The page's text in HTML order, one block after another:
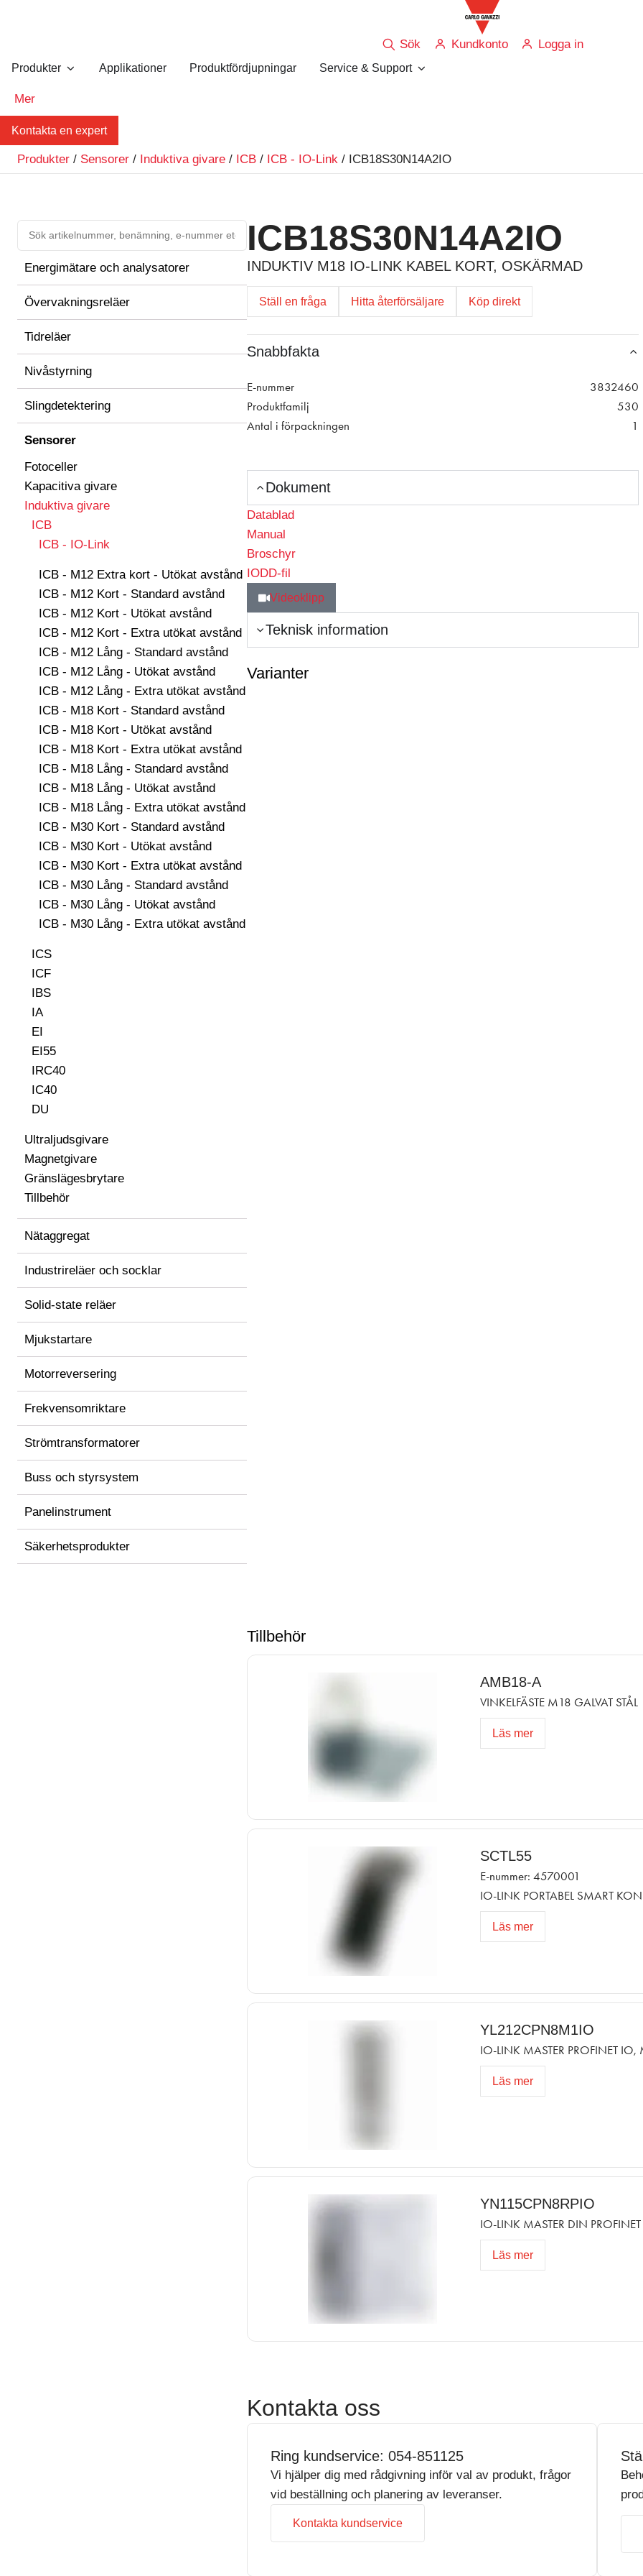
Sök Kundkonto Logga in
Produkter Applikationer Produktfördjupningar Service & Support
Mer
Kontakta en expert
Produkter / Sensorer / Induktiva givare / ICB / ICB - IO-Link / ICB18S30N14A2IO
Energimätare och analysatorer
Övervakningsreläer
Tidreläer
Nivåstyrning
Slingdetektering
Sensorer
Fotoceller
Kapacitiva givare
Induktiva givare
ICB
ICB - IO-Link
ICB - M12 Extra kort - Utökat avstånd
ICB - M12 Kort - Standard avstånd
ICB - M12 Kort - Utökat avstånd
ICB - M12 Kort - Extra utökat avstånd
ICB - M12 Lång - Standard avstånd
ICB - M12 Lång - Utökat avstånd
ICB - M12 Lång - Extra utökat avstånd
ICB - M18 Kort - Standard avstånd
ICB - M18 Kort - Utökat avstånd
ICB - M18 Kort - Extra utökat avstånd
ICB - M18 Lång - Standard avstånd
ICB - M18 Lång - Utökat avstånd
ICB - M18 Lång - Extra utökat avstånd
ICB - M30 Kort - Standard avstånd
ICB - M30 Kort - Utökat avstånd
ICB - M30 Kort - Extra utökat avstånd
ICB - M30 Lång - Standard avstånd
ICB - M30 Lång - Utökat avstånd
ICB - M30 Lång - Extra utökat avstånd
ICS
ICF
IBS
IA
EI
EI55
IRC40
IC40
DU
Ultraljudsgivare
Magnetgivare
Gränslägesbrytare
Tillbehör
Nätaggregat
Industrireläer och socklar
Solid-state reläer
Mjukstartare
Motorreversering
Frekvensomriktare
Strömtransformatorer
Buss och styrsystem
Panelinstrument
Säkerhetsprodukter
ICB18S30N14A2IO
INDUKTIV M18 IO-LINK KABEL KORT, OSKÄRMAD
Ställ en fråga Hitta återförsäljare Köp direkt
Snabbfakta
E-nummer
3832460
Produktfamilj
530
Antal i förpackningen
1
Dokument
Datablad
Manual
Broschyr
IODD-fil
Videoklipp
Teknisk information
Varianter
Tillbehör
AMB18-A
VINKELFÄSTE M18 GALVAT STÅL
Läs mer
SCTL55
E-nummer: 4570001
IO-LINK PORTABEL SMART
Läs mer
YL212CPN8M1IO
IO-LINK MASTER PROFINET IO,
Läs mer
YN115CPN8RPIO
IO-LINK MASTER DIN
Läs mer
Kontakta oss
Ring kundservice: 054-851125
Vi hjälper dig med rådgivning inför val av produkt, frågor
vid beställning och planering av leveranser.
Kontakta kundservice